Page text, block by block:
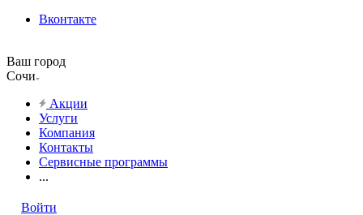
Вконтакте
Ваш город
Сочи
Акции
Услуги
Компания
Контакты
Сервисные программы
...
Войти